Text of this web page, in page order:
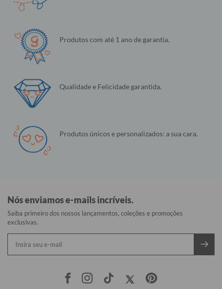
Produtos com até 1 ano de garantia.
Qualidade e Felicidade garantida.
Produtos únicos e personalizados: a sua cara.
Nós enviamos e-mails incríveis.
Saiba primeiro dos nossos lançamentos, coleções e promoções
exclusivas.